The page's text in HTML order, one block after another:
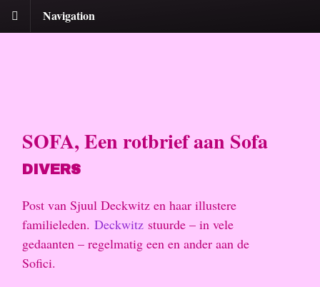
Navigation
SOFA, Een rotbrief aan Sofa
DIVERS
Post van Sjuul Deckwitz en haar illustere
familieleden. Deckwitz stuurde – in vele
gedaanten – regelmatig een en ander aan de
Sofici.